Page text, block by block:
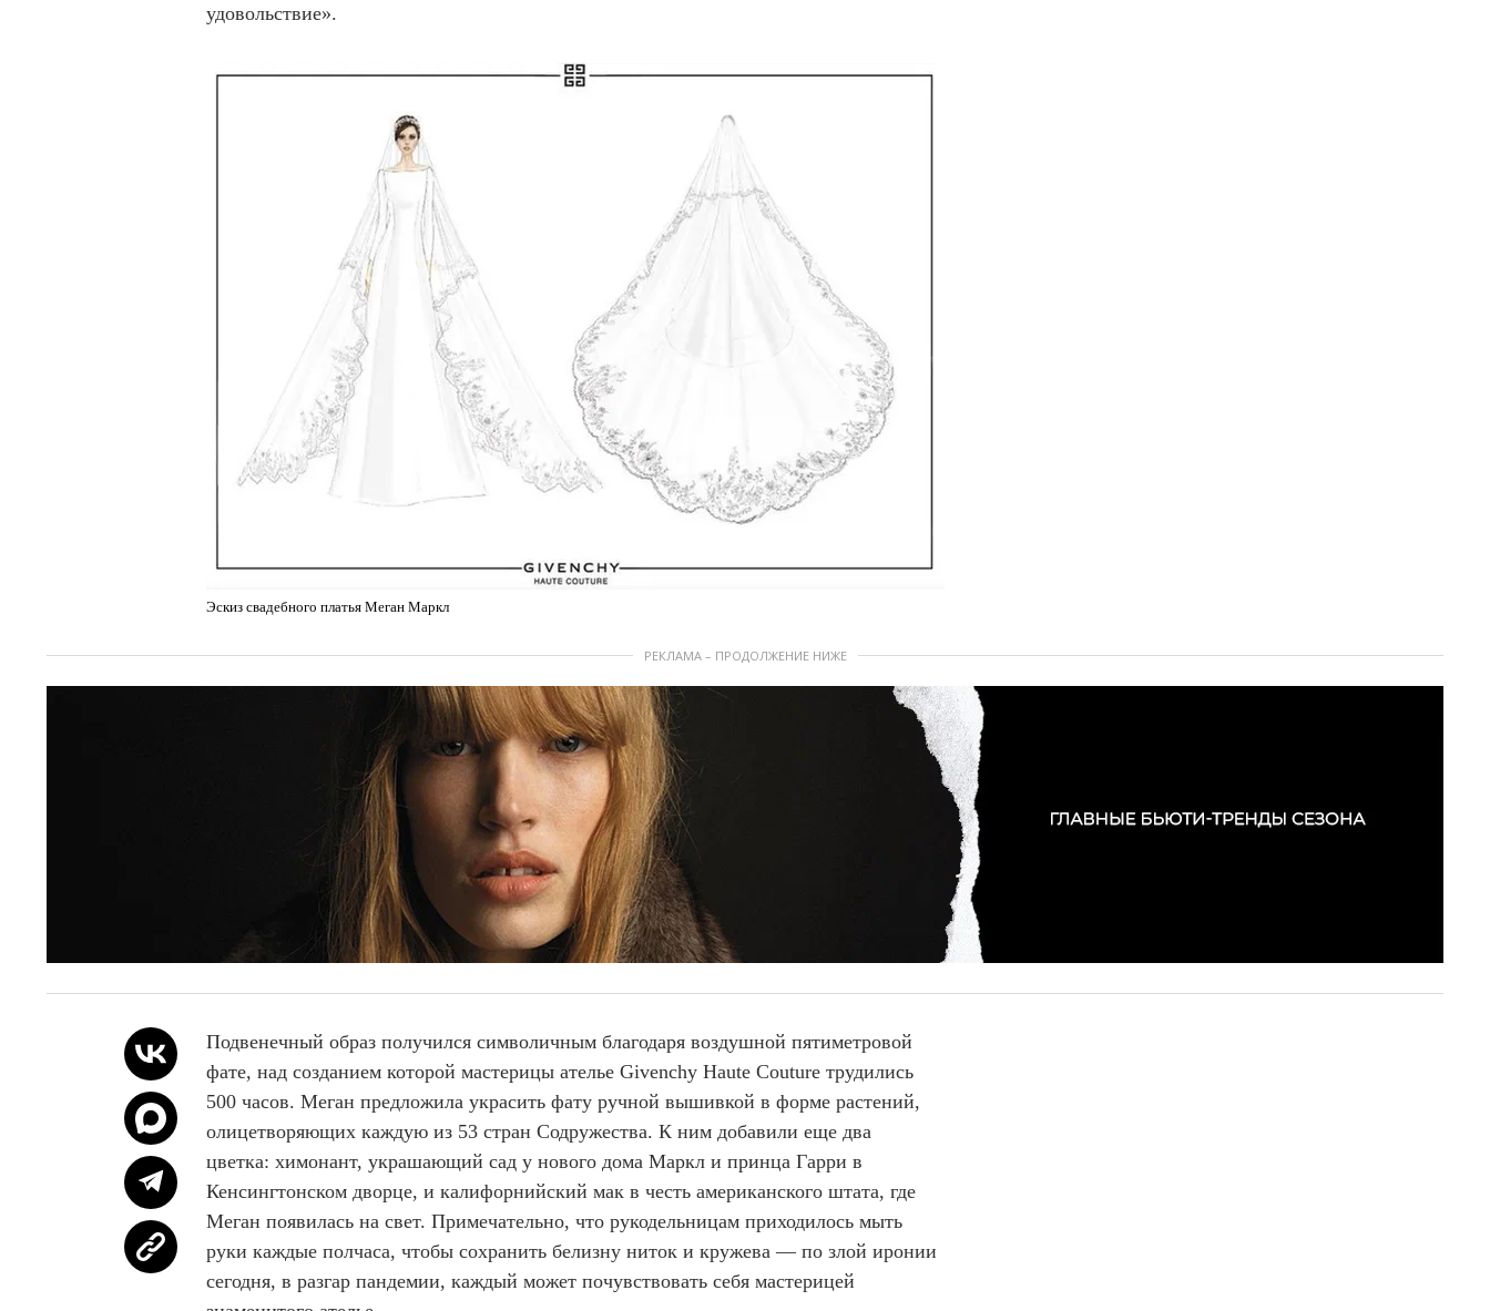
удовольствие».
Эскиз свадебного платья Меган Маркл
РЕКЛАМА – ПРОДОЛЖЕНИЕ НИЖЕ
Подвенечный образ получился символичным благодаря воздушной пятиметровой
фате, над созданием которой мастерицы ателье Givenchy Haute Couture трудились
500 часов. Меган предложила украсить фату ручной вышивкой в форме растений,
олицетворяющих каждую из 53 стран Содружества. К ним добавили еще два
цветка: химонант, украшающий сад у нового дома Маркл и принца Гарри в
Кенсингтонском дворце, и калифорнийский мак в честь американского штата, где
Меган появилась на свет. Примечательно, что рукодельницам приходилось мыть
руки каждые полчаса, чтобы сохранить белизну ниток и кружева — по злой иронии
сегодня, в разгар пандемии, каждый может почувствовать себя мастерицей